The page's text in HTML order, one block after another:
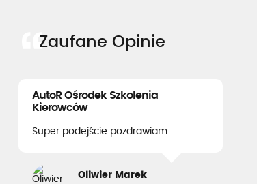
Zaufane Opinie
AutoR Ośrodek Szkolenia
Kierowców
Super podejście pozdrawiam...
Oliwier Marek